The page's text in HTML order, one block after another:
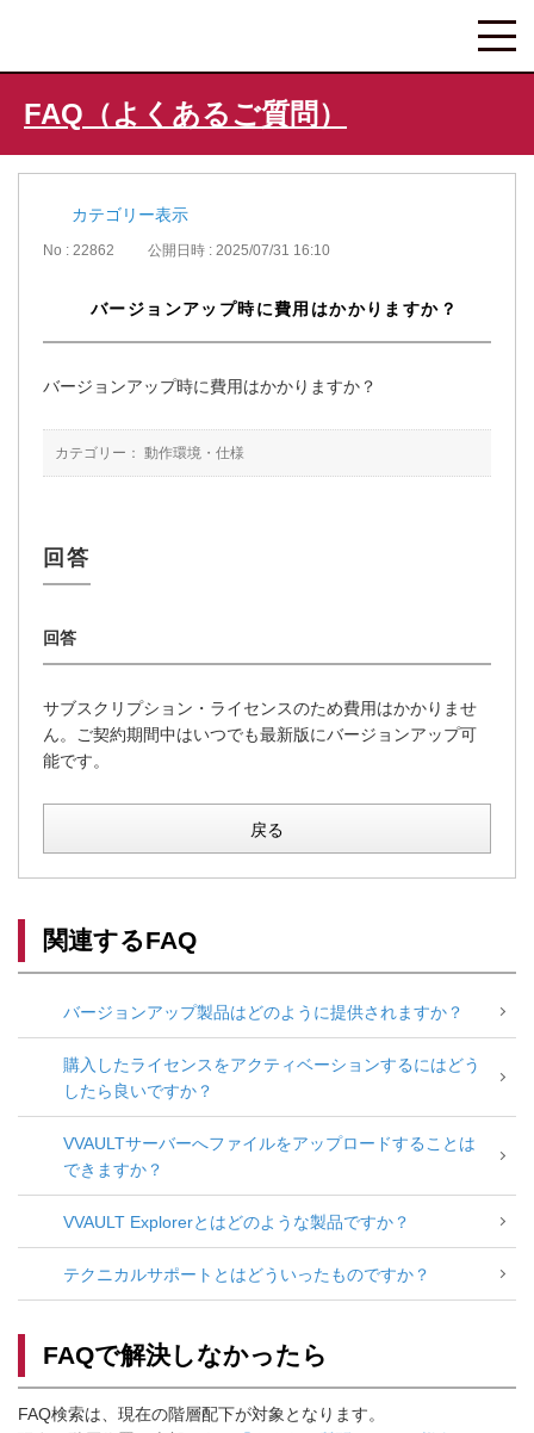
FAQ（よくあるご質問）
カテゴリー表示
No : 22862 公開日時 : 2025/07/31 16:10
バージョンアップ時に費用はかかりますか？
バージョンアップ時に費用はかかりますか？
カテゴリー： 動作環境・仕様
サブスクリプション・ライセンスのため費用はかかりませ
ん。ご契約期間中はいつでも最新版にバージョンアップ可
能です。
戻る
関連するFAQ
バージョンアップ製品はどのように提供されますか？
購入したライセンスをアクティベーションするにはどう
したら良いですか？
VVAULTサーバーへファイルをアップロードすることは
できますか？
VVAULT Explorerとはどのような製品ですか？
テクニカルサポートとはどういったものですか？
FAQで解決しなかったら
FAQ検索は、現在の階層配下が対象となります。